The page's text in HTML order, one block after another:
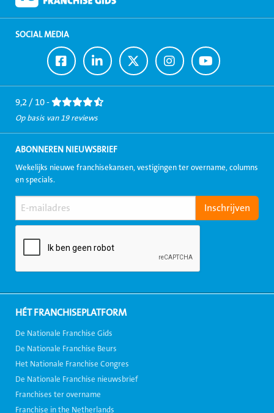
SOCIAL MEDIA
Ga
naar
Facebook
Ga
naar
LinkedIn
Ga
naar
Twitter
Ga
naar
Instagram
Ga
naar
Youtube
9,2 / 10 -
Op basis van 19 reviews
ABONNEREN NIEUWSBRIEF
Wekelijks nieuwe franchisekansen, vestigingen ter overname, columns
en specials.
HÉT FRANCHISEPLATFORM
De Nationale Franchise Gids
De Nationale Franchise Beurs
Het Nationale Franchise Congres
De Nationale Franchise nieuwsbrief
Franchises ter overname
Franchise in the Netherlands